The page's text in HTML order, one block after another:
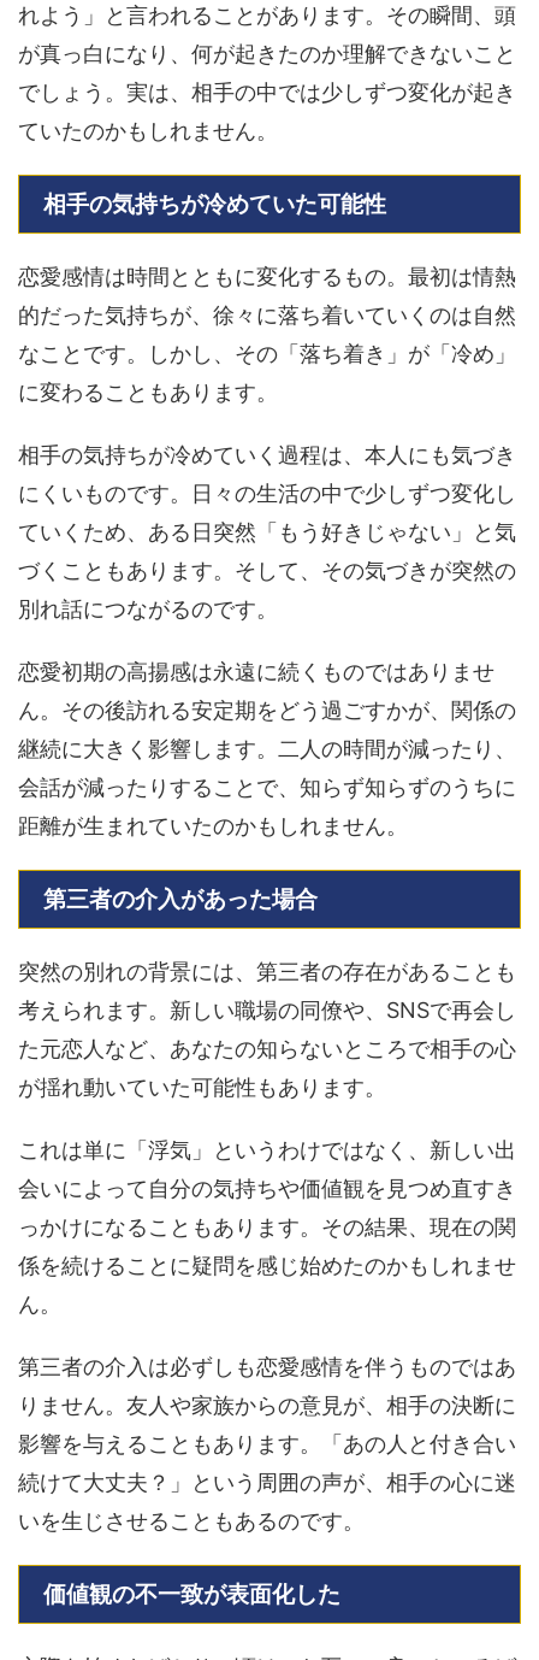
れよう」と言われることがあります。その瞬間、頭
が真っ白になり、何が起きたのか理解できないこと
でしょう。実は、相手の中では少しずつ変化が起き
ていたのかもしれません。
相手の気持ちが冷めていた可能性
恋愛感情は時間とともに変化するもの。最初は情熱
的だった気持ちが、徐々に落ち着いていくのは自然
なことです。しかし、その「落ち着き」が「冷め」
に変わることもあります。
相手の気持ちが冷めていく過程は、本人にも気づき
にくいものです。日々の生活の中で少しずつ変化し
ていくため、ある日突然「もう好きじゃない」と気
づくこともあります。そして、その気づきが突然の
別れ話につながるのです。
恋愛初期の高揚感は永遠に続くものではありませ
ん。その後訪れる安定期をどう過ごすかが、関係の
継続に大きく影響します。二人の時間が減ったり、
会話が減ったりすることで、知らず知らずのうちに
距離が生まれていたのかもしれません。
第三者の介入があった場合
突然の別れの背景には、第三者の存在があることも
考えられます。新しい職場の同僚や、SNSで再会し
た元恋人など、あなたの知らないところで相手の心
が揺れ動いていた可能性もあります。
これは単に「浮気」というわけではなく、新しい出
会いによって自分の気持ちや価値観を見つめ直すき
っかけになることもあります。その結果、現在の関
係を続けることに疑問を感じ始めたのかもしれませ
ん。
第三者の介入は必ずしも恋愛感情を伴うものではあ
りません。友人や家族からの意見が、相手の決断に
影響を与えることもあります。「あの人と付き合い
続けて大丈夫？」という周囲の声が、相手の心に迷
いを生じさせることもあるのです。
価値観の不一致が表面化した